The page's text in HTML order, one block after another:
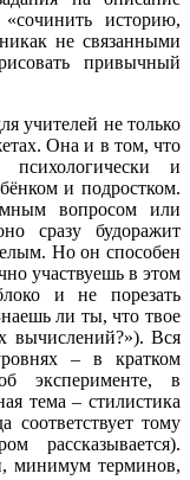
историю,
не связанными
привычный
учителей не только
Она и в том, что
и
и подростком.
вопросом или
сразу будоражит
Но он способен
участвуешь в этом
и не порезать
ли ты, что твое
вычислений?»). Вся
– в кратком
эксперименте, в
тема – стилистика
соответствует тому
рассказывается).
минимум терминов,